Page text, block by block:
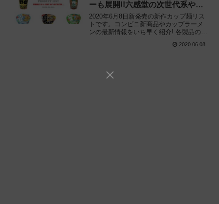
ーも展開!!六感堂の次世代系やペ
ヤングの黒ゴマMAXにも注目
2020年6月8日新発売の新作カップ麺リス
トです。コンビニ新商品やカップラーメ
ンの最新情報をいち早く紹介! 各製品の特
新作情報もありますので、カップ麺の新
2020.06.08